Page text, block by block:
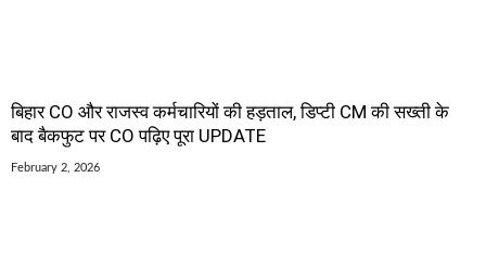
बिहार CO और राजस्व कर्मचारियों की हड़ताल, डिप्टी CM की सख्ती के
बाद बैकफुट पर CO पढ़िए पूरा UPDATE
February 2, 2026